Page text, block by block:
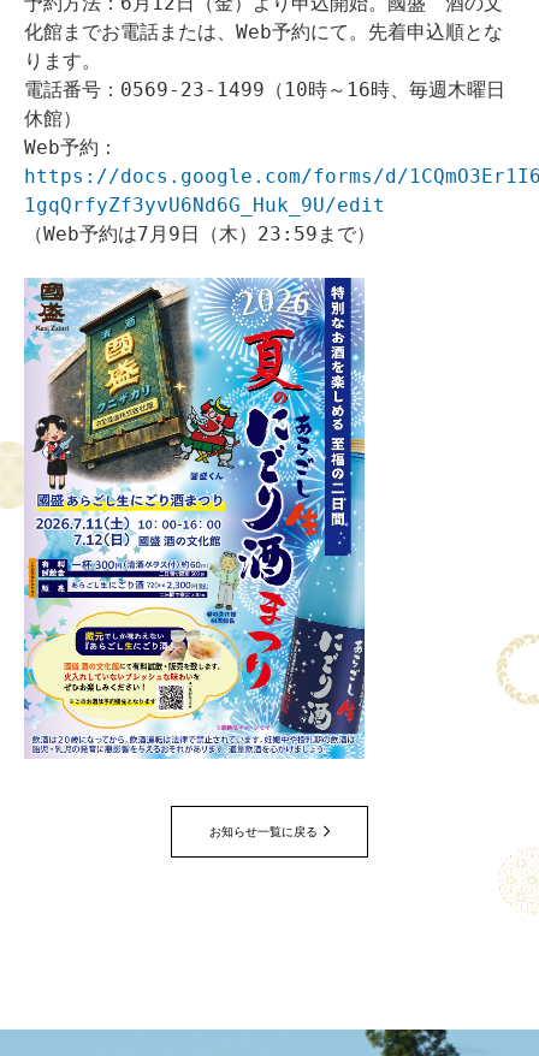
化館までお電話または、Web予約にて。先着申込順とな
ります。
電話番号：0569-23-1499（10時～16時、毎週木曜日
休館）
Web予約：
https://docs.google.com/forms/d/
1gqQrfyZf3yvU6Nd6G_Huk_9U/edit
（Web予約は7月9日（木）23:59まで）
お知らせ一覧に戻る